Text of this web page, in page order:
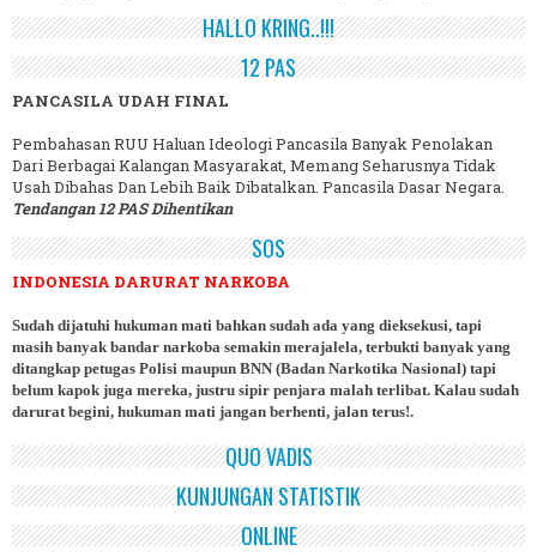
HALLO KRING..!!!
12 PAS
PANCASILA UDAH FINAL
Pembahasan RUU Haluan Ideologi Pancasila Banyak Penolakan
Dari Berbagai Kalangan Masyarakat, Memang Seharusnya Tidak
Usah Dibahas Dan Lebih Baik Dibatalkan. Pancasila Dasar Negara.
Tendangan 12 PAS Dihentikan
SOS
INDONESIA DARURAT NARKOBA
Sudah dijatuhi hukuman mati bahkan sudah ada yang dieksekusi, tapi
masih banyak bandar narkoba semakin merajalela, terbukti banyak yang
ditangkap petugas Polisi maupun BNN (Badan Narkotika Nasional) tapi
belum kapok juga mereka, justru sipir penjara malah terlibat. Kalau sudah
darurat begini, hukuman mati jangan berhenti, jalan terus!.
QUO VADIS
KUNJUNGAN STATISTIK
ONLINE